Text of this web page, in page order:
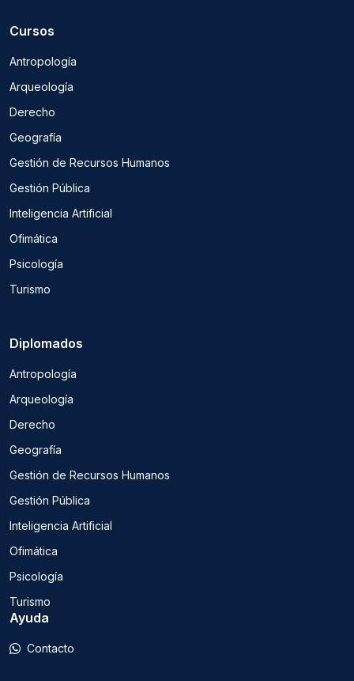
Cursos
Antropología
Arqueología
Derecho
Geografía
Gestión de Recursos Humanos
Gestión Pública
Inteligencia Artificial
Ofimática
Psicología
Turismo
Diplomados
Antropología
Arqueología
Derecho
Geografía
Gestión de Recursos Humanos
Gestión Pública
Inteligencia Artificial
Ofimática
Psicología
Turismo
Ayuda
Contacto